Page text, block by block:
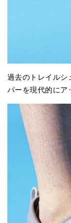
過去のトレイルシ
パーを現代的にア